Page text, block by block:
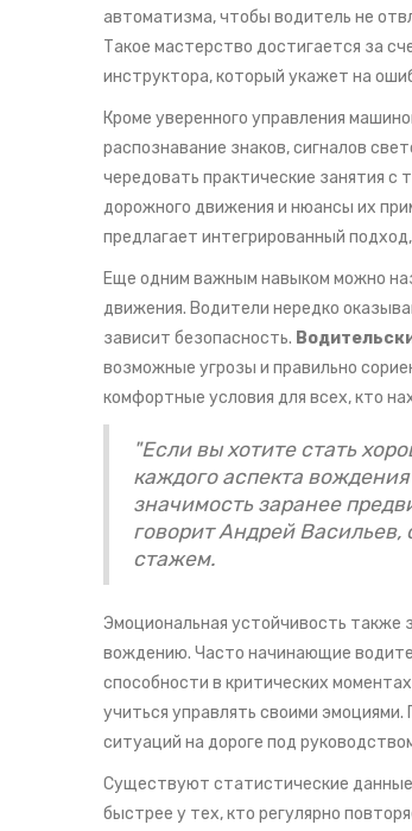
автоматизма, чтобы водитель не
Такое мастерство достигается за
инструктора, который укажет на
Кроме уверенного управления
распознавание знаков, сигналов
чередовать практические занятия
дорожного движения и нюансы их
предлагает интегрированный
Еще одним важным навыком можно
движения. Водители нередко
зависит безопасность.
возможные угрозы и правильно
комфортные условия для всех, кто
"Если вы хотите стать
каждого аспекта
значимость заранее
говорит Андрей
стажем.
Эмоциональная устойчивость также
вождению. Часто начинающие
способности в критических
учиться управлять своими
ситуаций на дороге под
Существуют статистические
быстрее у тех, кто регулярно